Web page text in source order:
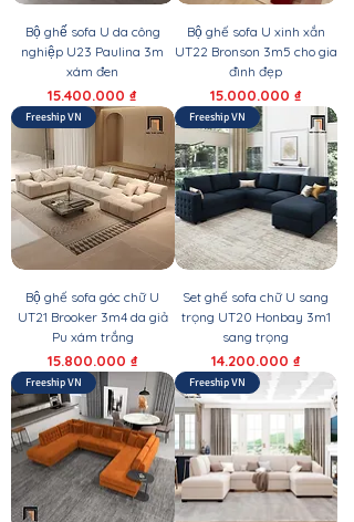
Bộ ghế sofa U da công
nghiệp U23 Paulina 3m
xám đen
Giá
15.400.000 ₫
Bộ ghế sofa U xinh xắn
UT22 Bronson 3m5 cho gia
đình đẹp
Giá
15.000.000 ₫
Freeship VN
Bộ ghế sofa góc chữ U
UT21 Brooker 3m4 da giả
Pu xám trắng
Giá
15.800.000 ₫
Freeship VN
Set ghế sofa chữ U sang
trọng UT20 Honbay 3m1
sang trọng
Giá
14.200.000 ₫
Freeship VN Freeship VN